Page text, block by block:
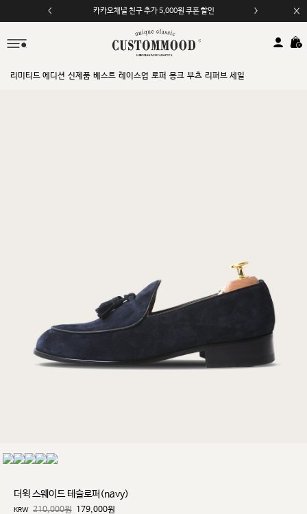
모바일 앱 자동 2,000원 할인
리미티드 에디션 신제품 베스트 레이스업 로퍼 몽크 부츠 리퍼브 세일
더윅 스웨이드 테슬로퍼(navy)
KRW 210,000원 179,000원